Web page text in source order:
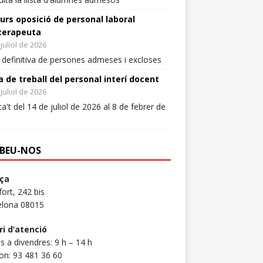
Educació Retweeted
denuncia que el personal
educativa pateix "caos administratiu"
d'una incidència en la resolució dels
pel repartiment de places
oposició de personal laboral
de 2026
de persones admeses i excloses
de treball del personal interí docent
de 2026
del 14 de juliol de 2026 al 8 de febrer de
NOS
242 bis
08015
d’atenció
a divendres: 9 h – 14 h
93 481 36 60